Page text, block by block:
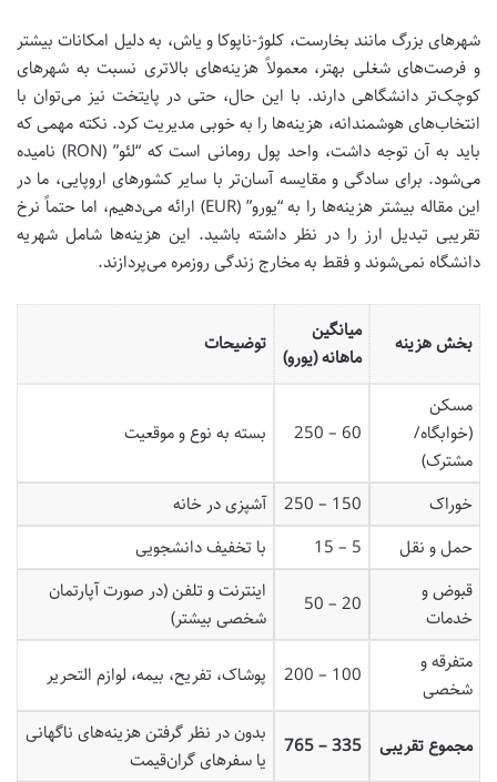
شهرهای بزرگ مانند بخارست، کلوژ-ناپوکا و یاش، به دلیل امکانات بیشتر
و فرصت‌های شغلی بهتر، معمولاً هزینه‌های بالاتری نسبت به شهرهای
کوچک‌تر دانشگاهی دارند. با این حال، حتی در پایتخت نیز می‌توان با
انتخاب‌های هوشمندانه، هزینه‌ها را به خوبی مدیریت کرد. نکته مهمی که
باید به آن توجه داشت، واحد پول رومانی است که “لئو” (RON) نامیده
می‌شود. برای سادگی و مقایسه آسان‌تر با سایر کشورهای اروپایی، ما در
این مقاله بیشتر هزینه‌ها را به “یورو” (EUR) ارائه می‌دهیم، اما حتماً نرخ
تقریبی تبدیل ارز را در نظر داشته باشید. این هزینه‌ها شامل شهریه
دانشگاه نمی‌شوند و فقط به مخارج زندگی روزمره می‌پردازند.
بخش هزینه
میانگین
ماهانه (یورو)
توضیحات
مسکن
(خوابگاه/
مشترک)
60 – 250 بسته به نوع و موقعیت
خوراک 150 – 250
آشپزی در خانه
حمل و نقل
5 – 15
با تخفیف دانشجویی
قبوض و
خدمات
20 – 50
اینترنت و تلفن (در صورت آپارتمان
شخصی بیشتر)
متفرقه و
شخصی
100 – 200 پوشاک، تفریح، بیمه، لوازم التحریر
مجموع تقریبی 335 – 765
بدون در نظر گرفتن هزینه‌های ناگهانی
یا سفرهای گران‌قیمت